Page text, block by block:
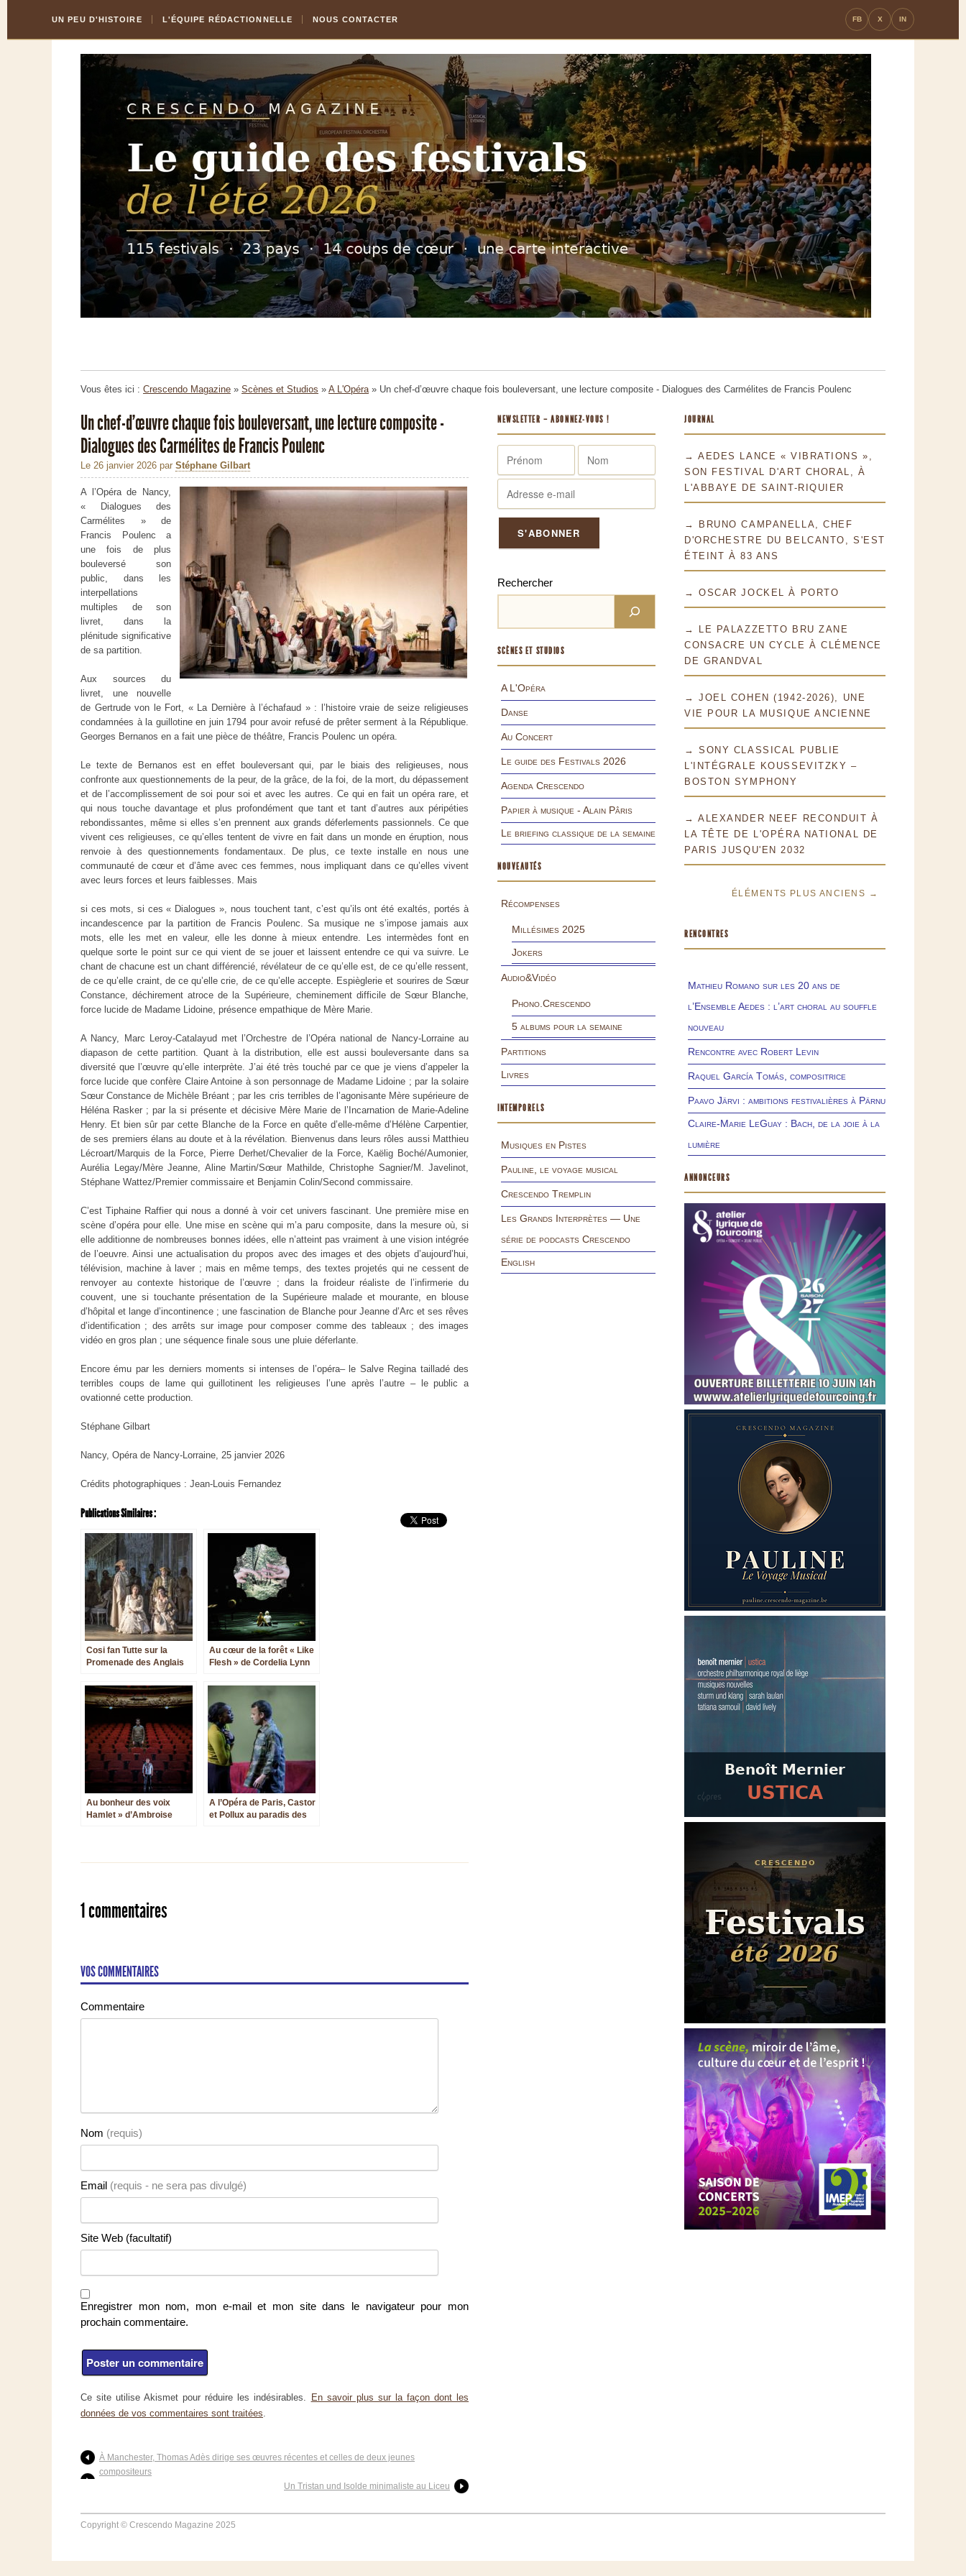
Content
la
UN PEU D'HISTOIRE L'ÉQUIPE RÉDACTIONNELLE NOUS CONTACTER FB X IN
Vous êtes ici : Crescendo Magazine » Scènes et Studios » A L'Opéra» Un chef-d’œuvre chaque fois bouleversant, une lecture composite - Dialogues des Carmélites de Francis Poulenc
Un chef-d’œuvre chaque fois bouleversant, une lecture composite -
Dialogues des Carmélites de Francis Poulenc
Le 26 janvier 2026 par Stéphane Gilbart
A l’Opéra de Nancy,
« Dialogues des
Carmélites » de
Francis Poulenc a
une fois de plus
bouleversé son
public, dans les
interpellations
multiples de son
livret, dans la
plénitude significative
de sa partition.
Aux sources du
livret, une nouvelle
de Gertrude von le Fort, « La Dernière à l’échafaud » : l’histoire vraie de seize religieuses
condamnées à la guillotine en juin 1794 pour avoir refusé de prêter serment à la République.
Georges Bernanos en a fait une pièce de théâtre, Francis Poulenc un opéra.
Le texte de Bernanos est en effet bouleversant qui, par le biais des religieuses, nous
confronte aux questionnements de la peur, de la grâce, de la foi, de la mort, du dépassement
et de l’accomplissement de soi pour soi et avec les autres. Ce qui en fait un opéra rare, et
qui nous touche davantage et plus profondément que tant et tant d’autres aux péripéties
rebondissantes, même si elles s’en prennent aux grands déferlements passionnels. Ce que
vivent ces religieuses, ce qu’elles tentent de vivre en fait dans un monde en éruption, nous
renvoie à des questionnements fondamentaux. De plus, ce texte installe en nous une
communauté de cœur et d’âme avec ces femmes, nous impliquant dans ce qu’elles vivent
avec leurs forces et leurs faiblesses. Mais
si ces mots, si ces « Dialogues », nous touchent tant, c’est qu’ils ont été exaltés, portés à
incandescence par la partition de Francis Poulenc. Sa musique ne s’impose jamais aux
mots, elle les met en valeur, elle les donne à mieux entendre. Les intermèdes font en
quelque sorte le point sur ce qui vient de se jouer et laissent entendre ce qui va suivre. Le
chant de chacune est un chant différencié, révélateur de ce qu’elle est, de ce qu’elle ressent,
de ce qu’elle craint, de ce qu’elle crie, de ce qu’elle accepte. Espièglerie et sourires de Sœur
Constance, déchirement atroce de la Supérieure, cheminement difficile de Sœur Blanche,
force lucide de Madame Lidoine, présence empathique de Mère Marie.
A Nancy, Marc Leroy-Catalayud met l’Orchestre de l’Opéra national de Nancy-Lorraine au
diapason de cette partition. Quant à la distribution, elle est aussi bouleversante dans sa
diversité que l’œuvre qu’elle interprète. J’ai été très touché par ce que je viens d’appeler la
force lucide que confère Claire Antoine à son personnage de Madame Lidoine ; par la solaire
Sœur Constance de Michèle Bréant ; par les cris terribles de l’agonisante Mère supérieure de
Héléna Rasker ; par la si présente et décisive Mère Marie de l’Incarnation de Marie-Adeline
Henry. Et bien sûr par cette Blanche de la Force en quête d’elle-même d’Hélène Carpentier,
de ses premiers élans au doute et à la révélation. Bienvenus dans leurs rôles aussi Matthieu
Lécroart/Marquis de la Force, Pierre Derhet/Chevalier de la Force, Kaëlig Boché/Aumonier,
Aurélia Legay/Mère Jeanne, Aline Martin/Sœur Mathilde, Christophe Sagnier/M. Javelinot,
Stéphane Wattez/Premier commissaire et Benjamin Colin/Second commissaire.
C’est Tiphaine Raffier qui nous a donné à voir cet univers fascinant. Une première mise en
scène d’opéra pour elle. Une mise en scène qui m’a paru composite, dans la mesure où, si
elle additionne de nombreuses bonnes idées, elle n’atteint pas vraiment à une vision intégrée
de l’oeuvre. Ainsi une actualisation du propos avec des images et des objets d’aujourd’hui,
télévision, machine à laver ; mais en même temps, des textes projetés qui ne cessent de
renvoyer au contexte historique de l’œuvre ; dans la froideur réaliste de l’infirmerie du
couvent, une si touchante présentation de la Supérieure malade et mourante, en blouse
d’hôpital et lange d’incontinence ; une fascination de Blanche pour Jeanne d’Arc et ses rêves
d’identification ; des arrêts sur image pour composer comme des tableaux ; des images
vidéo en gros plan ; une séquence finale sous une pluie déferlante.
Encore ému par les derniers moments si intenses de l’opéra– le Salve Regina tailladé des
terribles coups de lame qui guillotinent les religieuses l’une après l’autre – le public a
ovationné cette production.
Stéphane Gilbart
Nancy, Opéra de Nancy-Lorraine, 25 janvier 2026
Crédits photographiques : Jean-Louis Fernandez
Publications Similaires :
Cosi fan Tutte sur la
Promenade des Anglais
Au cœur de la forêt « Like
Flesh » de Cordelia Lynn
Au bonheur des voix
Hamlet » d’Ambroise
A l’Opéra de Paris, Castor
et Pollux au paradis des
1 commentaires
VOS COMMENTAIRES
Commentaire
Nom (requis)
Email (requis - ne sera pas divulgé)
Site Web (facultatif)
Enregistrer mon nom, mon e-mail et mon site dans le navigateur pour mon
prochain commentaire.
Ce site utilise Akismet pour réduire les indésirables.
En savoir plus sur la façon dont les
données de vos commentaires sont traitées.
À Manchester, Thomas Adès dirige ses œuvres récentes et celles de deux jeunes
compositeurs
Un Tristan und Isolde minimaliste au Liceu
NEWSLETTER – ABONNEZ-VOUS !
Rechercher
SCÈNES ET STUDIOS
A L'Opéra
Danse
Au Concert
Le guide des Festivals 2026
Agenda Crescendo
Papier à musique - Alain Pâris
Le briefing classique de la semaine
NOUVEAUTÉS
Récompenses
Millésimes 2025
Jokers
Audio&Vidéo
Phono.Crescendo
5 albums pour la semaine
Partitions
Livres
INTEMPORELS
Musiques en Pistes
Pauline, le voyage musical
Crescendo Tremplin
Les Grands Interprètes — Une
série de podcasts Crescendo
English
JOURNAL
→ AEDES LANCE « VIBRATIONS »,
SON FESTIVAL D'ART CHORAL, À
L'ABBAYE DE SAINT-RIQUIER
→ BRUNO CAMPANELLA, CHEF
D'ORCHESTRE DU BELCANTO, S'EST
ÉTEINT À 83 ANS
→ OSCAR JOCKEL À PORTO
→ LE PALAZZETTO BRU ZANE
CONSACRE UN CYCLE À CLÉMENCE
DE GRANDVAL
→ JOEL COHEN (1942-2026), UNE
VIE POUR LA MUSIQUE ANCIENNE
→ SONY CLASSICAL PUBLIE
L'INTÉGRALE KOUSSEVITZKY –
BOSTON SYMPHONY
→ ALEXANDER NEEF RECONDUIT À
LA TÊTE DE L'OPÉRA NATIONAL DE
PARIS JUSQU'EN 2032
ÉLÉMENTS PLUS ANCIENS →
RENCONTRES
Mathieu Romano sur les 20 ans de
l’Ensemble Aedes : l’art choral au souffle
nouveau
Rencontre avec Robert Levin
Raquel García Tomás, compositrice
Paavo Järvi : ambitions festivalières à Pärnu
Claire-Marie LeGuay : Bach, de la joie à la
lumière
ANNONCEURS
Copyright © Crescendo Magazine 2025